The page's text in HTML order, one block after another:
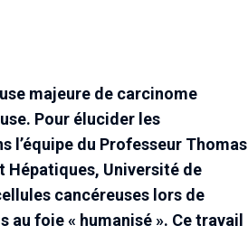
majeure de carcinome
Pour élucider les
l’équipe du Professeur Thomas
Hépatiques, Université de
cancéreuses lors de
au foie « humanisé ». Ce travail